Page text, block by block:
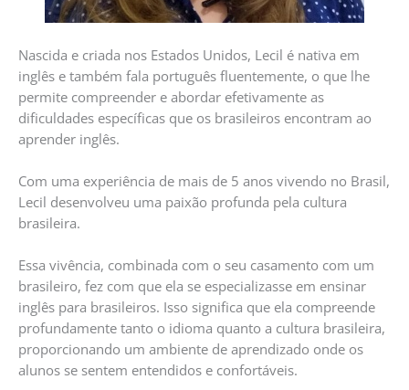
Nascida e criada nos Estados Unidos, Lecil é nativa em
inglês e também fala português fluentemente, o que lhe
permite compreender e abordar efetivamente as
dificuldades específicas que os brasileiros encontram ao
aprender inglês.
Com uma experiência de mais de 5 anos vivendo no Brasil,
Lecil desenvolveu uma paixão profunda pela cultura
brasileira.
Essa vivência, combinada com o seu casamento com um
brasileiro, fez com que ela se especializasse em ensinar
inglês para brasileiros. Isso significa que ela compreende
profundamente tanto o idioma quanto a cultura brasileira,
proporcionando um ambiente de aprendizado onde os
alunos se sentem entendidos e confortáveis.